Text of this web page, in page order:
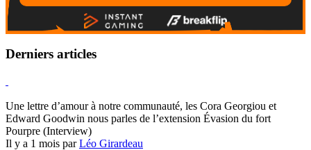
Derniers articles
Une lettre d’amour à notre communauté, les Cora Georgiou et
Edward Goodwin nous parles de l’extension Évasion du fort
Pourpre (Interview)
Il y a 1 mois parLéo Girardeau